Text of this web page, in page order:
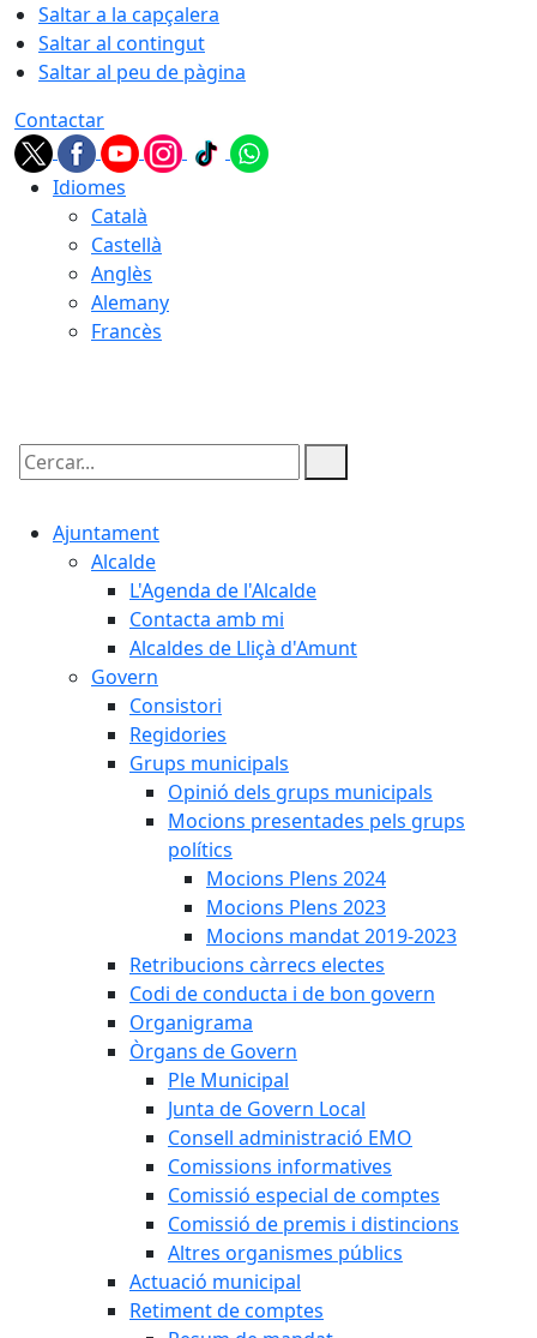
Saltar a la capçalera
Saltar al contingut
Saltar al peu de pàgina
Contactar
Idiomes
Català
Castellà
Anglès
Alemany
Francès
Cercar:
Ajuntament
Alcalde
L'Agenda de l'Alcalde
Contacta amb mi
Alcaldes de Lliçà d'Amunt
Govern
Consistori
Regidories
Grups municipals
Opinió dels grups municipals
Mocions presentades pels grups
polítics
Mocions Plens 2024
Mocions Plens 2023
Mocions mandat 2019-2023
Retribucions càrrecs electes
Codi de conducta i de bon govern
Organigrama
Òrgans de Govern
Ple Municipal
Junta de Govern Local
Consell administració EMO
Comissions informatives
Comissió especial de comptes
Comissió de premis i distincions
Altres organismes públics
Actuació municipal
Retiment de comptes